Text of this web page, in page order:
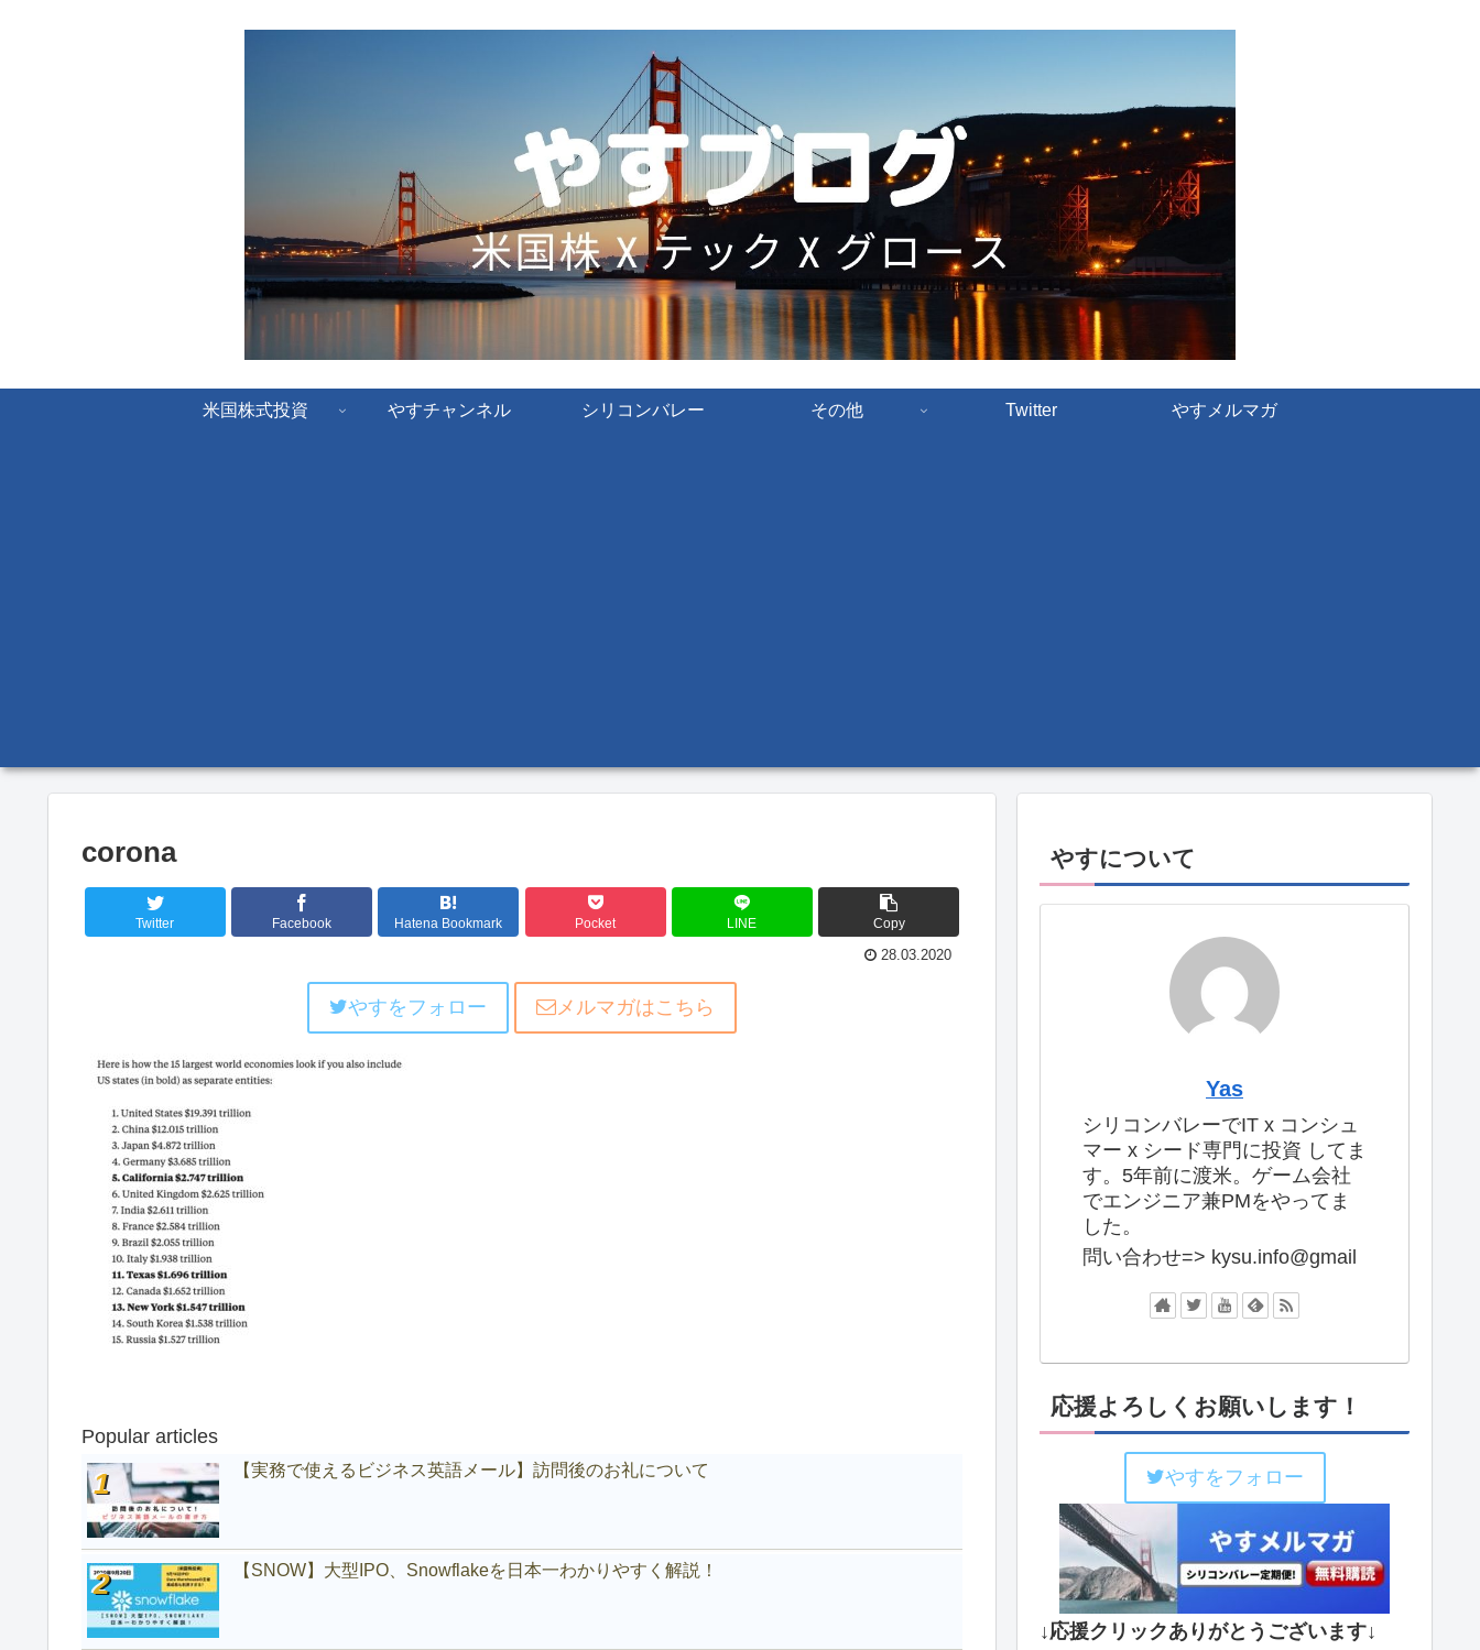
米国株式投資 やすチャンネル シリコンバレー その他 Twitter やすメルマガ
corona
Twitter Facebook Hatena Bookmark Pocket LINE Copy
28.03.2020
やすをフォロー メルマガはこちら
Popular articles
【実務で使えるビジネス英語メール】訪問後のお礼について
【SNOW】大型IPO、Snowflakeを日本一わかりやすく解説！
やすについて
Yas
シリコンバレーでIT x コンシュ
マー x シード専門に投資 してま
す。5年前に渡米。ゲーム会社
でエンジニア兼PMをやってま
した。
問い合わせ=> kysu.info@gmail
応援よろしくお願いします！
やすをフォロー
↓応援クリックありがとうございます↓